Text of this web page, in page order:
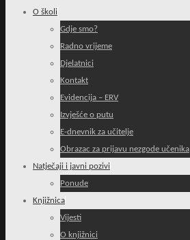
O školi
Gdje smo?
Radno vrijeme
Djelatnici
Kontakt
Evidencija – ERV
Izvješće o putu
E-dnevnik za učitelje
Obrazac za prijavu nezgode učenika
Natječaji i javni pozivi
Ponude
Knjižnica
Vijesti
O knjižnici